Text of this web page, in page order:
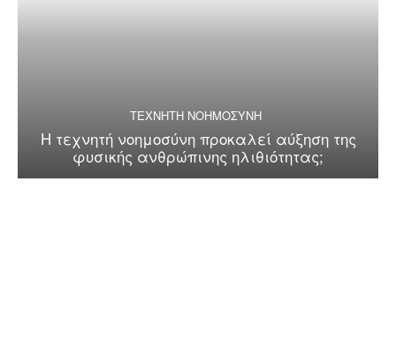
ΤΕΧΝΗΤΗ ΝΟΗΜΟΣΥΝΗ
Η τεχνητή νοημοσύνη προκαλεί αύξηση της
φυσικής ανθρώπινης ηλιθιότητας;